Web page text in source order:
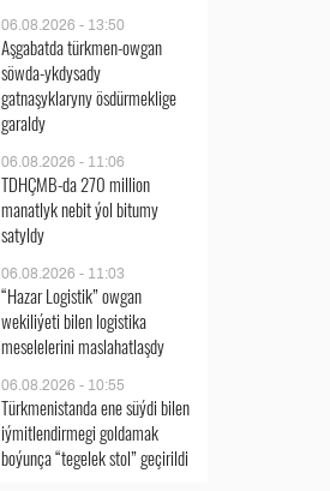
06.08.2026 - 13:50
Aşgabatda türkmen-owgan
söwda-ykdysady
gatnaşyklaryny ösdürmeklige
garaldy
06.08.2026 - 11:06
TDHÇMB-da 270 million
manatlyk nebit ýol bitumy
satyldy
06.08.2026 - 11:03
“Hazar Logistik” owgan
wekiliýeti bilen logistika
meselelerini maslahatlaşdy
06.08.2026 - 10:55
Türkmenistanda ene süýdi bilen
iýmitlendirmegi goldamak
boýunça “tegelek stol” geçirildi